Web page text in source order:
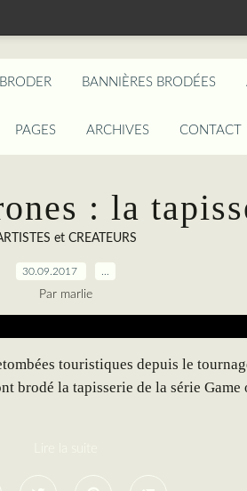
BANNIÈRES BRODÉES
PAGES ARCHIVES CONTACT
: la
et CREATEURS
30.09.2017
Par marlie
touristiques depuis le
brodé la tapisserie de la série Game